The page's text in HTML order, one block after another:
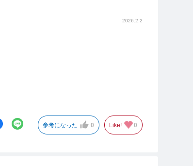
2026.2.2
参考になった 0 Like! 0